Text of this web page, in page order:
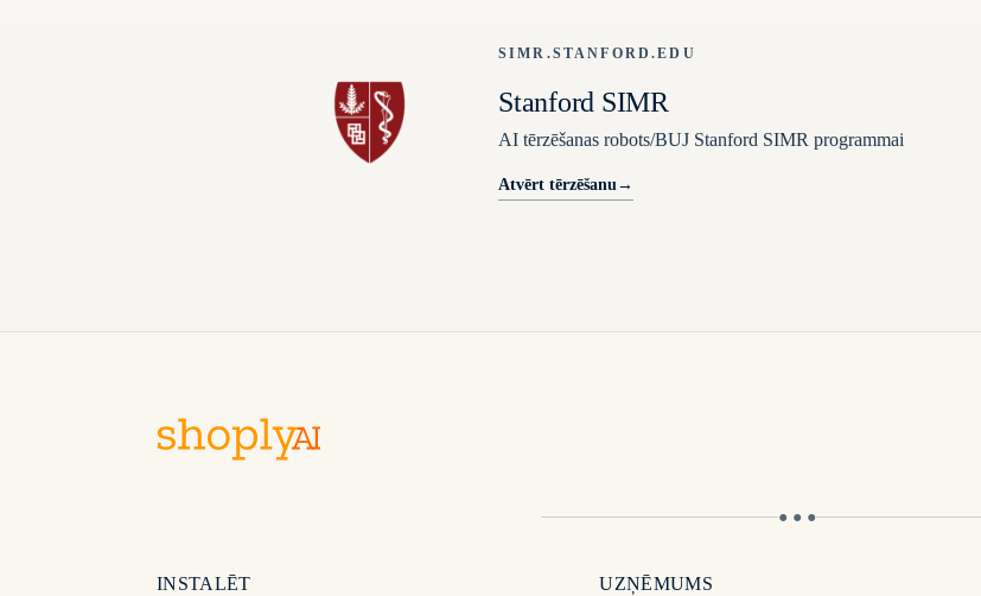
SIMR.STANFORD.EDU
Stanford SIMR
AI tērzēšanas robots/BUJ Stanford SIMR programmai
Atvērt tērzēšanu→
● ● ●
INSTALĒT UZŅĒMUMS